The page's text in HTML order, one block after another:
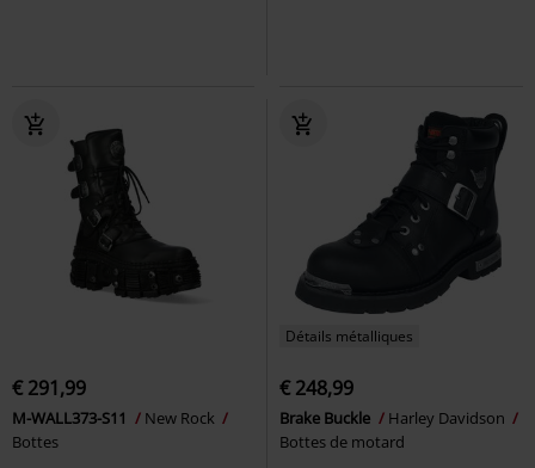
€ 291,99
M-WALL373-S11
New Rock
Bottes
Détails métalliques
€ 248,99
Brake Buckle
Harley Davidson
Bottes de motard